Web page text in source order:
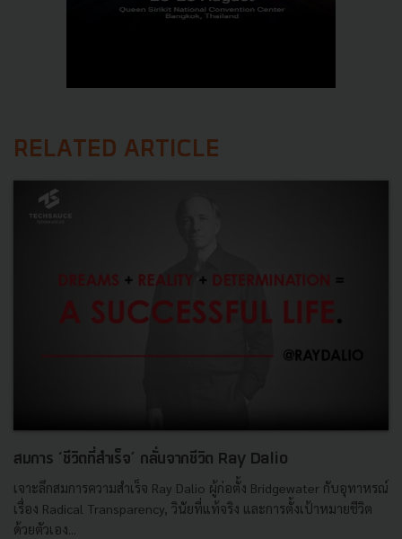
RELATED ARTICLE
สมการ ‘ชีวิตที่สำเร็จ’ กลั่นจากชีวิต Ray Dalio
เจาะลึกสมการความสำเร็จ Ray Dalio ผู้ก่อตั้ง Bridgewater กับอุทาหรณ์
เรื่อง Radical Transparency, วินัยที่แท้จริง และการตั้งเป้าหมายชีวิต
ด้วยตัวเอง...